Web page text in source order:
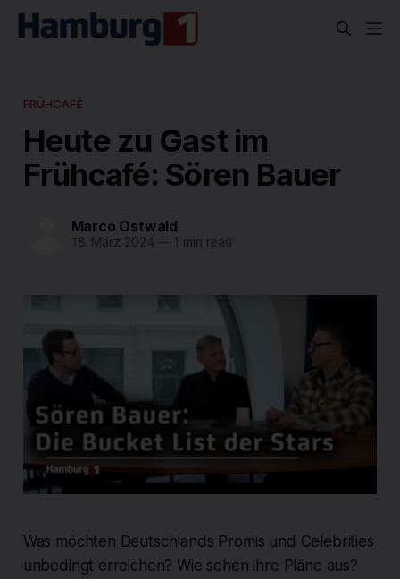
FRÜHCAFÉ
Heute zu Gast im
Frühcafé: Sören Bauer
Marco Ostwald
18. März 2024 —1 min read
Was möchten Deutschlands Promis und Celebrities
unbedingt erreichen? Wie sehen ihre Pläne aus?